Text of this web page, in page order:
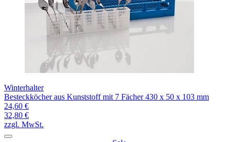
Winterhalter
Besteckköcher aus Kunststoff mit 7 Fächer 430 x 50 x 103 mm
24,60 €
32,80 €
zzgl. MwSt.